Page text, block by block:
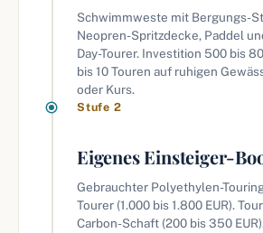
Schwimmweste mit Bergungs-
Neopren-Spritzdecke, Paddel
Day-Tourer. Investition 500 bis
bis 10 Touren auf ruhigen
oder Kurs.
Stufe 2
Eigenes Einsteiger-
Gebrauchter Polyethylen-
Tourer (1.000 bis 1.800 EUR).
Carbon-Schaft (200 bis 350